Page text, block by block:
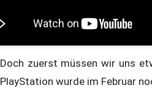
Doch zuerst müssen wir uns
PlayStation wurde im Februar